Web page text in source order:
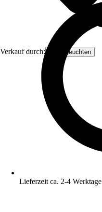
Verkauf durch: Näve Leuchten
Lieferzeit ca. 2-4 Werktage